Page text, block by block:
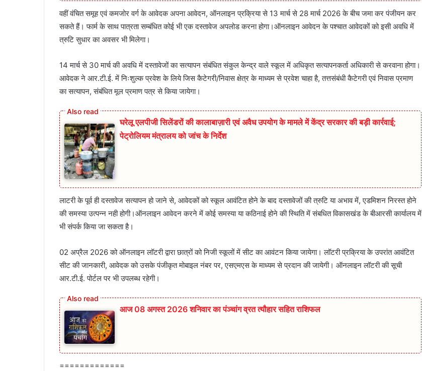
वहीं वंचित समूह एवं कमजोर वर्ग के आवेदक अपना आवेदन, ऑनलाइन प्रक्रिया से 13 मार्च से 28 मार्च 2026 के बीच जमा कर पंजीयन कर
सकते हैं। फार्म के साथ पात्रता सम्बंधित कोई भी एक दस्तावेज अपलोड करना होगा।ऑनलाइन आवेदन के पश्चात आवेदकों को इसी अवधि में
त्रुटि सुधार का अवसर भी मिलेगा।
14 मार्च से 30 मार्च की अवधि में दस्तावेजों का सत्यापन संबंधित संकुल केन्द्र वाले स्कूल में अधिकृत सत्यापनकर्ता अधिकारी से करवाना होगा।
आवेदक ने आर.टी.ई. में निःशुल्क प्रवेश के लिये जिस कैटेगरी/निवास क्षेत्र के माध्यम से प्रवेश चाहा है, तत्तसंबंधी कैटेगरी एवं निवास प्रमाण
का सत्यापन, संबंधित मूल प्रमाण पत्र से किया जायेगा।
घरेलू एलपीजी सिलेंडरों की कालाबाज़ारी एवं अवैध उपयोग के मामले में केंद्र सरकार की बड़ी कार्रवाई;
पेट्रोलियम मंत्रालय को जांच के निर्देश
लाटरी के पूर्व ही दस्तावेज सत्यापन हो जाने से, आवेदकों को स्कूल आवंटित होने के बाद दस्तावेजों की त्रुटि या अभाव में, एडमिशन निरस्त होने
की समस्या उत्पन्न नही होगी।ऑनलाइन आवेदन करने में कोई समस्या या कठिनाई होने की स्थिति में संबधित विकासखंड के बीआरसी कार्यालय में
भी संपर्क किया जा सकता है।
02 अप्रैल 2026 को ऑनलाइन लॉटरी द्वारा छात्रों को निजी स्कूलों में सीट का आवंटन किया जायेगा। लॉटरी प्रक्रिया के उपरांत आवंटित
सीट की जानकारी, आवेदक को उसके पंजीकृत मोबाइल नंबर पर, एसएमएस के माध्यम से प्रदान की जायेगी। ऑनलाइन लॉटरी की सूची
आर.टी.ई. पोर्टल पर भी उपलब्ध रहेगी।
आज 08 अगस्त 2026‌ शनिवार का पंञ्चांग व्रत त्यौहार सहित राशिफल
=============